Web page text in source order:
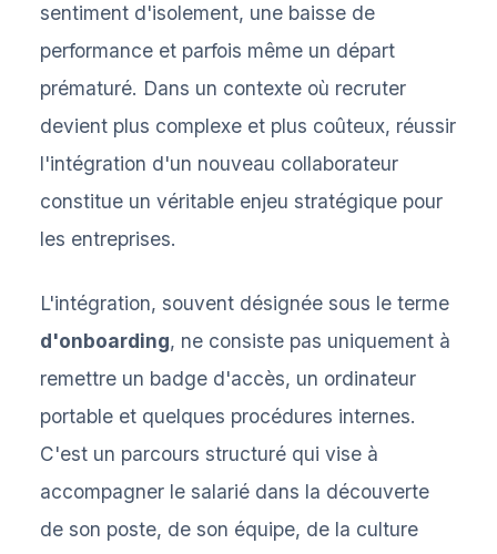
sentiment d'isolement, une baisse de
performance et parfois même un départ
prématuré. Dans un contexte où recruter
devient plus complexe et plus coûteux, réussir
l'intégration d'un nouveau collaborateur
constitue un véritable enjeu stratégique pour
les entreprises.
L'intégration, souvent désignée sous le terme
d'onboarding, ne consiste pas uniquement à
remettre un badge d'accès, un ordinateur
portable et quelques procédures internes.
C'est un parcours structuré qui vise à
accompagner le salarié dans la découverte
de son poste, de son équipe, de la culture